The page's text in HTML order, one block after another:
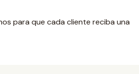
para que cada cliente reciba una